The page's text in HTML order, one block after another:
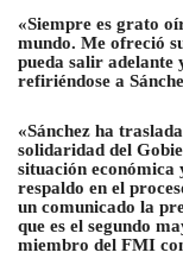
«Siempre es grato
mundo. Me ofreció
pueda salir adelante
refiriéndose a
«Sánchez ha
solidaridad del
situación económica
respaldo en el
un comunicado la
que es el segundo
miembro del FMI